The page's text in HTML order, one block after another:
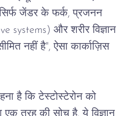
जेंडर के फर्क, प्रजनन
systems) और शरीर विज्ञान
नहीं है", ऐसा कार्काज़िस
है कि टेस्टोस्टेरोन को
एक तरह की सोच है, ये विज्ञान